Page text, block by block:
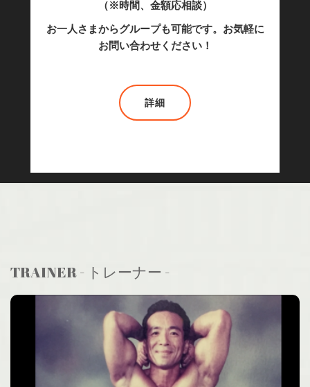
（※時間、金額応相談）
お一人さまからグループも可能です。お気軽に
お問い合わせください！
詳細
TRAINER - トレーナー -